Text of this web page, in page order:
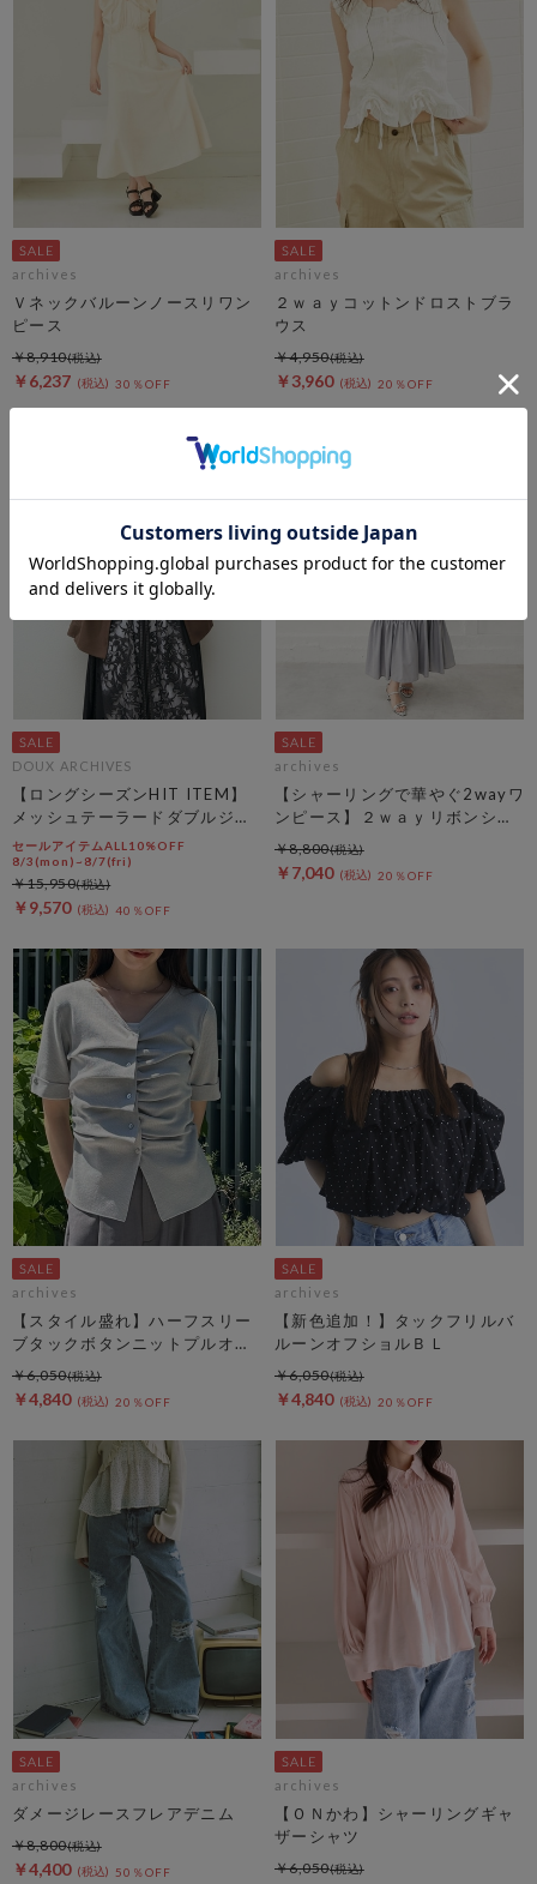
archives
Ｖネックバルーンノースリワン
ピース
￥6,237 30％OFF
￥8,910
archives
２ｗａｙコットンドロストブラ
ウス
￥3,960 20％OFF
￥4,950
DOUX ARCHIVES
【ロングシーズンHIT ITEM】
メッシュテーラードダブルジャ
ケット
セールアイテムALL10%OFF
8/3(mon)~8/7(fri)
￥9,570 40％OFF
￥15,950
archives
【シャーリングで華やぐ2wayワ
ンピース】２ｗａｙリボンシャ
ーリングノースリワンピース
￥7,040 20％OFF
￥8,800
archives
【スタイル盛れ】ハーフスリー
ブタックボタンニットプルオー
バー
￥4,840 20％OFF
￥6,050
archives
【新色追加！】タックフリルバ
ルーンオフショルＢＬ
￥4,840 20％OFF
￥6,050
archives
ダメージレースフレアデニム
￥4,400 50％OFF
￥8,800
archives
【ＯＮかわ】シャーリングギャ
ザーシャツ
￥6,050